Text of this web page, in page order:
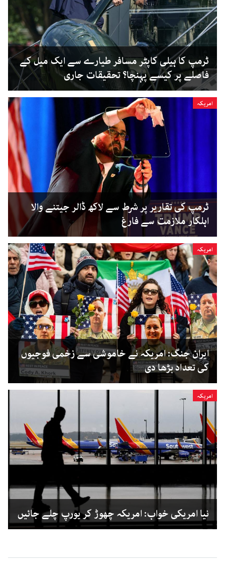
ٹرمپ کا ہیلی کاپٹر مسافر طیارے سے ایک میل کے
فاصلے پر کیسے پہنچا؟ تحقیقات جاری
امریکہ
ٹرمپ کی تقاریر پر شرط سے لاکھ ڈالر جیتنے والا
اہلکار ملازمت سے فارغ
امریکہ
ایران جنگ: امریکہ نے خاموشی سے زخمی فوجیوں
کی تعداد بڑھا دی
امریکہ
نیا امریکی خواب: امریکہ چھوڑ کر یورپ چلے جائیں